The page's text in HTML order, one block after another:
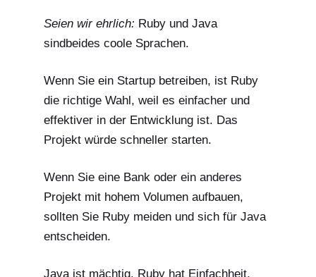
Seien wir ehrlich: Ruby und Java
sindbeides coole Sprachen.
Wenn Sie ein Startup betreiben, ist Ruby
die richtige Wahl, weil es einfacher und
effektiver in der Entwicklung ist. Das
Projekt würde schneller starten.
Wenn Sie eine Bank oder ein anderes
Projekt mit hohem Volumen aufbauen,
sollten Sie Ruby meiden und sich für Java
entscheiden.
Java ist mächtig. Ruby hat Einfachheit.